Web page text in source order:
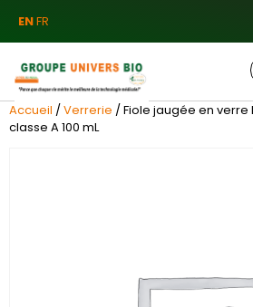
ENFR
Accueil /Verrerie / Fiole jaugée en
classe A 100 mL